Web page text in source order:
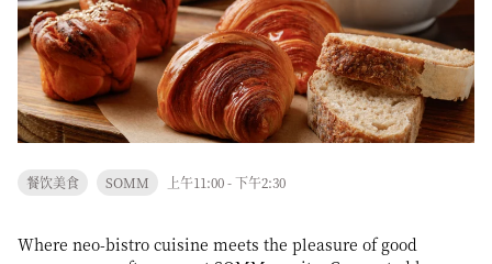
餐饮美食 SOMM 上午11:00 - 下午2:30
Where neo-bistro cuisine meets the pleasure of good